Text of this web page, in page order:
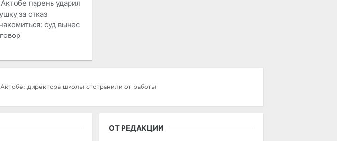
парень ударил
за отказ
суд вынес
директора школы отстранили от работы
ОТ РЕДАКЦИИ